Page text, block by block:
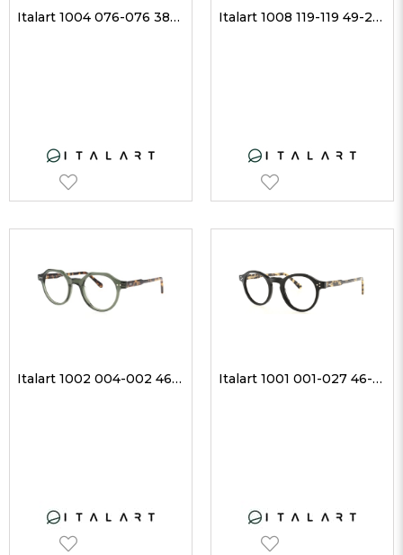
Italart 1004 076-076 38-29 Unisex Optik Gözlükler Italart 1008 119-119 49-20 Unisex Optik Gözlükler
Italart 1002 004-002 46-21 Unisex Optik Gözlükler Italart 1001 001-027 46-21 Unisex Optik Gözlükler